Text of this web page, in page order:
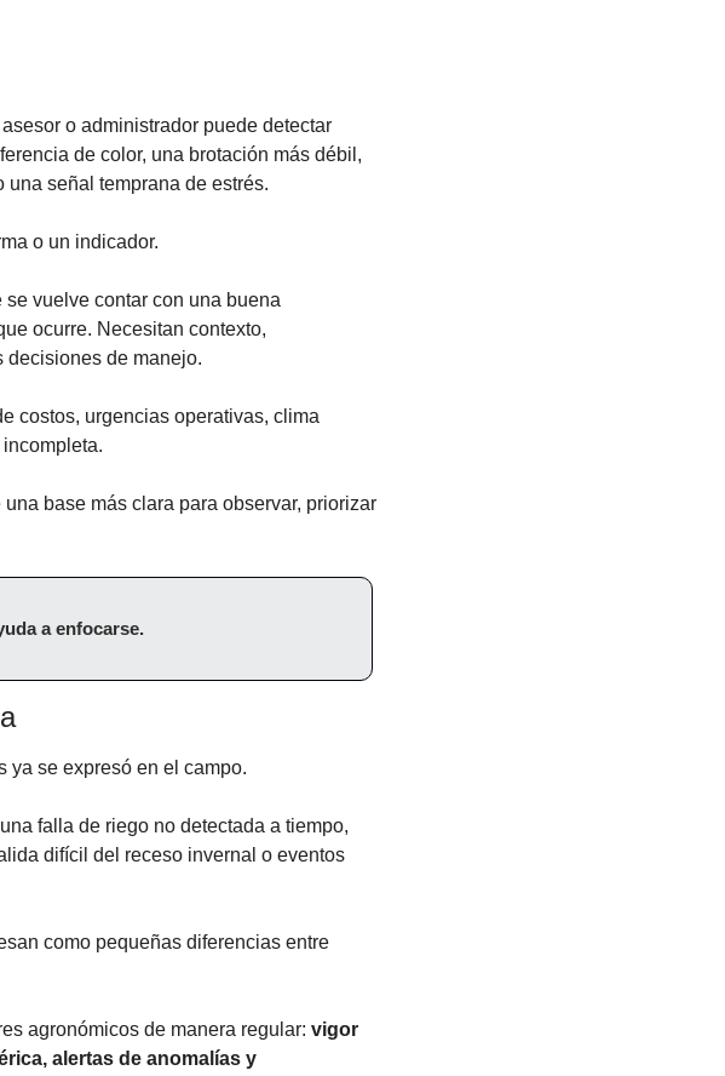
o administrador puede detectar
de color, una brotación más débil,
señal temprana de estrés.
o un indicador.
vuelve contar con una buena
ocurre. Necesitan contexto,
decisiones de manejo.
costos, urgencias operativas, clima
base más clara para observar, priorizar
a enfocarse.
ya se expresó en el campo.
falla de riego no detectada a tiempo,
difícil del receso invernal o eventos
como pequeñas diferencias entre
agronómicos de manera regular: vigor
alertas de anomalías y